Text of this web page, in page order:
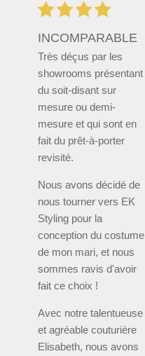
INCOMPARABLE
Très déçus par les
showrooms présentant
du soit-disant sur
mesure ou demi-
mesure et qui sont en
fait du prêt-à-porter
revisité.
Nous avons décidé de
nous tourner vers EK
Styling pour la
conception du costume
de mon mari, et nous
sommes ravis d'avoir
fait ce choix !
Avec notre talentueuse
et agréable couturière
Elisabeth, nous avons